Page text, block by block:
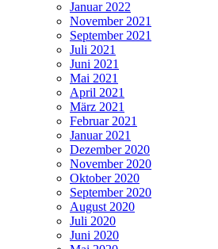
Januar 2022
November 2021
September 2021
Juli 2021
Juni 2021
Mai 2021
April 2021
März 2021
Februar 2021
Januar 2021
Dezember 2020
November 2020
Oktober 2020
September 2020
August 2020
Juli 2020
Juni 2020